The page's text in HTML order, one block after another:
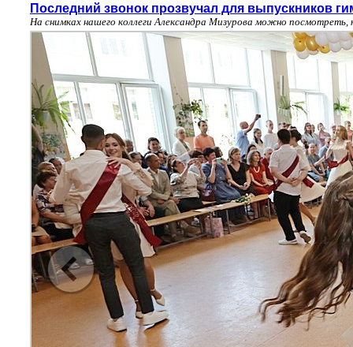
Последний звонок прозвучал для выпускников
На снимках нашего коллеги Александра Мизурова можно посмотреть,